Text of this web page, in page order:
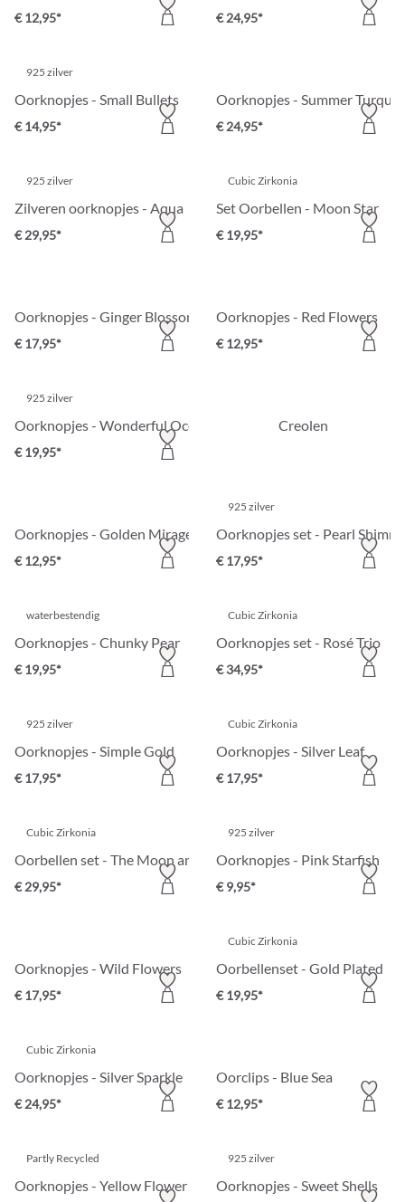
€ 12,95* € 24,95*
925 zilver
Oorknopjes - Small Bullets
€ 14,95*
Oorknopjes - Summer
€ 24,95*
925 zilver
Zilveren oorknopjes - Aqua
€ 29,95*
Cubic Zirkonia
Set Oorbellen - Moon Star
€ 19,95*
Oorknopjes - Ginger Blossom
€ 17,95*
Oorknopjes - Red Flowers
€ 12,95*
925 zilver
Oorknopjes - Wonderful Ocean
€ 19,95*
Creolen
Oorknopjes - Golden Mirage
€ 12,95*
925 zilver
Oorknopjes set - Pearl
€ 17,95*
waterbestendig
Oorknopjes - Chunky Pear
€ 19,95*
Cubic Zirkonia
Oorknopjes set - Rosé Trio
€ 34,95*
925 zilver
Oorknopjes - Simple Gold
€ 17,95*
Cubic Zirkonia
Oorknopjes - Silver Leaf
€ 17,95*
Cubic Zirkonia
Oorbellen set - The Moon and Star
€ 29,95*
925 zilver
Oorknopjes - Pink Starfish
€ 9,95*
Oorknopjes - Wild Flowers
€ 17,95*
Cubic Zirkonia
Oorbellenset - Gold Plated
€ 19,95*
Cubic Zirkonia
Oorknopjes - Silver Sparkle
€ 24,95*
Oorclips - Blue Sea
€ 12,95*
Partly Recycled
Oorknopjes - Yellow Flower
925 zilver
Oorknopjes - Sweet Shells